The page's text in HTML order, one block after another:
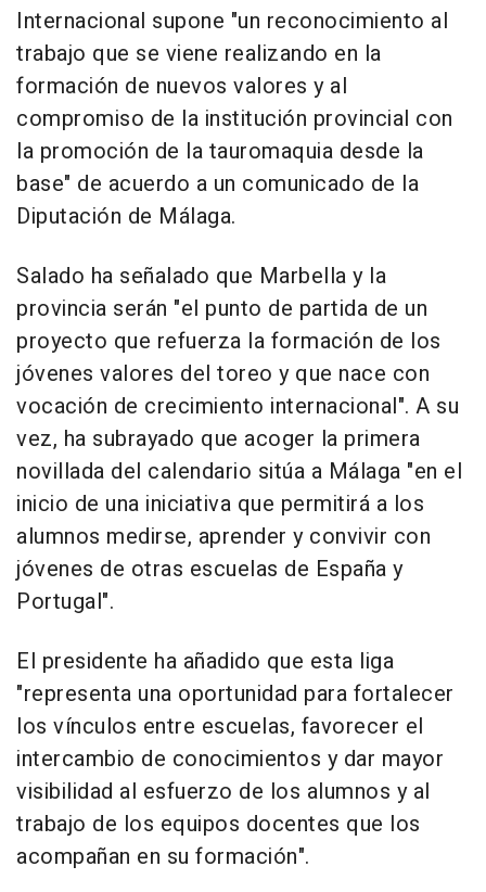
Internacional supone "un reconocimiento al
trabajo que se viene realizando en la
formación de nuevos valores y al
compromiso de la institución provincial con
la promoción de la tauromaquia desde la
base" de acuerdo a un comunicado de la
Diputación de Málaga.
Salado ha señalado que Marbella y la
provincia serán "el punto de partida de un
proyecto que refuerza la formación de los
jóvenes valores del toreo y que nace con
vocación de crecimiento internacional". A su
vez, ha subrayado que acoger la primera
novillada del calendario sitúa a Málaga "en el
inicio de una iniciativa que permitirá a los
alumnos medirse, aprender y convivir con
jóvenes de otras escuelas de España y
Portugal".
El presidente ha añadido que esta liga
"representa una oportunidad para fortalecer
los vínculos entre escuelas, favorecer el
intercambio de conocimientos y dar mayor
visibilidad al esfuerzo de los alumnos y al
trabajo de los equipos docentes que los
acompañan en su formación".